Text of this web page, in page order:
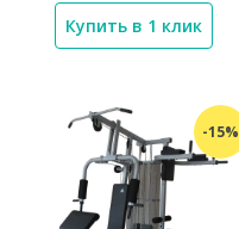
Купить в 1 клик
-15%